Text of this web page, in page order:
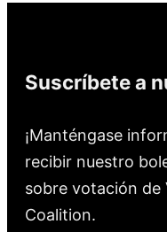
Suscríbete a
¡Manténgase
recibir nuestro
sobre votación de
Coalition.